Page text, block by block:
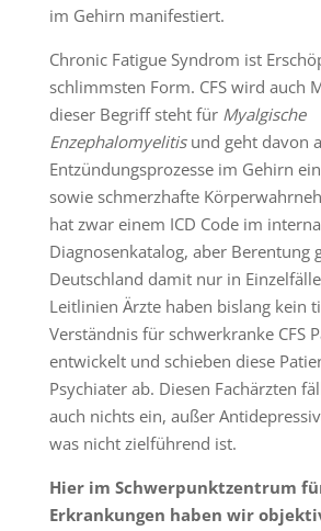
im Gehirn manifestiert.
Chronic Fatigue Syndrom ist
schlimmsten Form. CFS wird auch
dieser Begriff steht für Myalgische
Enzephalomyelitisund geht davon
Entzündungsprozesse im Gehirn
sowie schmerzhafte
hat zwar einem ICD Code im
Diagnosenkatalog, aber Berentung
Deutschland damit nur in
Leitlinien Ärzte haben bislang kein
Verständnis für schwerkranke CFS
entwickelt und schieben diese
Psychiater ab. Diesen Fachärzten
auch nichts ein, außer
was nicht zielführend ist.
Hier im Schwerpunktzentrum für
Erkrankungen haben wir